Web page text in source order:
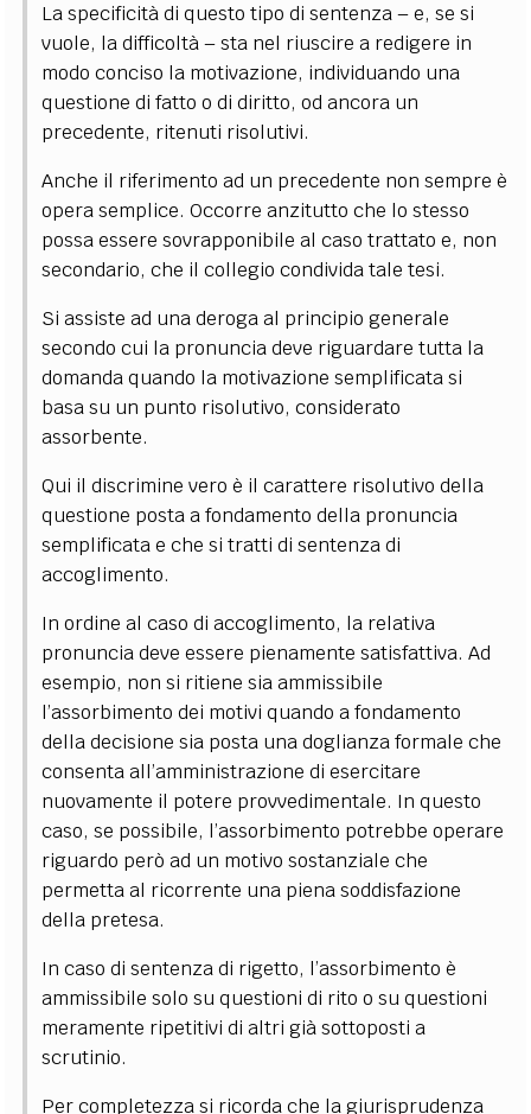
La specificità di questo tipo di sentenza – e, se si
vuole, la difficoltà – sta nel riuscire a redigere in
modo conciso la motivazione, individuando una
questione di fatto o di diritto, od ancora un
precedente, ritenuti risolutivi.
Anche il riferimento ad un precedente non sempre è
opera semplice. Occorre anzitutto che lo stesso
possa essere sovrapponibile al caso trattato e, non
secondario, che il collegio condivida tale tesi.
Si assiste ad una deroga al principio generale
secondo cui la pronuncia deve riguardare tutta la
domanda quando la motivazione semplificata si
basa su un punto risolutivo, considerato
assorbente.
Qui il discrimine vero è il carattere risolutivo della
questione posta a fondamento della pronuncia
semplificata e che si tratti di sentenza di
accoglimento.
In ordine al caso di accoglimento, la relativa
pronuncia deve essere pienamente satisfattiva. Ad
esempio, non si ritiene sia ammissibile
l’assorbimento dei motivi quando a fondamento
della decisione sia posta una doglianza formale che
consenta all’amministrazione di esercitare
nuovamente il potere provvedimentale. In questo
caso, se possibile, l’assorbimento potrebbe operare
riguardo però ad un motivo sostanziale che
permetta al ricorrente una piena soddisfazione
della pretesa.
In caso di sentenza di rigetto, l’assorbimento è
ammissibile solo su questioni di rito o su questioni
meramente ripetitivi di altri già sottoposti a
scrutinio.
Per completezza si ricorda che la giurisprudenza